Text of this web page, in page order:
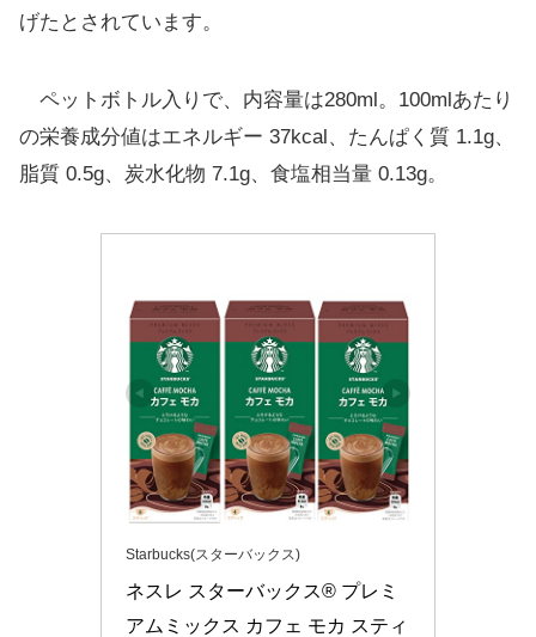
げたとされています。
ペットボトル入りで、内容量は280ml。100mlあたり
の栄養成分値はエネルギー 37kcal、たんぱく質 1.1g、
脂質 0.5g、炭水化物 7.1g、食塩相当量 0.13g。
Starbucks(スターバックス)
ネスレ スターバックス® プレミ
アムミックス カフェ モカ スティ